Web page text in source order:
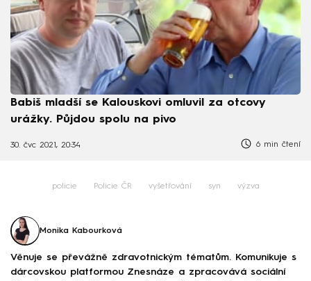
Babiš mladší se Kalouskovi omluvil za otcovy
urážky. Půjdou spolu na pivo
30. čvc 2021, 20:34 6 min čtení
policie Policie ČR vyšetřování syn výzva
Monika Kabourková
Věnuje se převážně zdravotnickým tématům. Komunikuje s
dárcovskou platformou Znesnáze a zpracovává sociální